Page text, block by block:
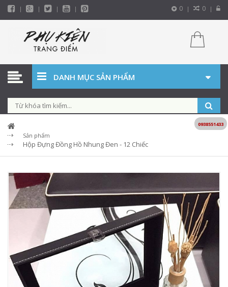
0 0
DANH MỤC SẢN PHẨM
Sản phẩm
Hộp Đựng Đồng Hồ Nhung Đen - 12 Chiếc
0938551433